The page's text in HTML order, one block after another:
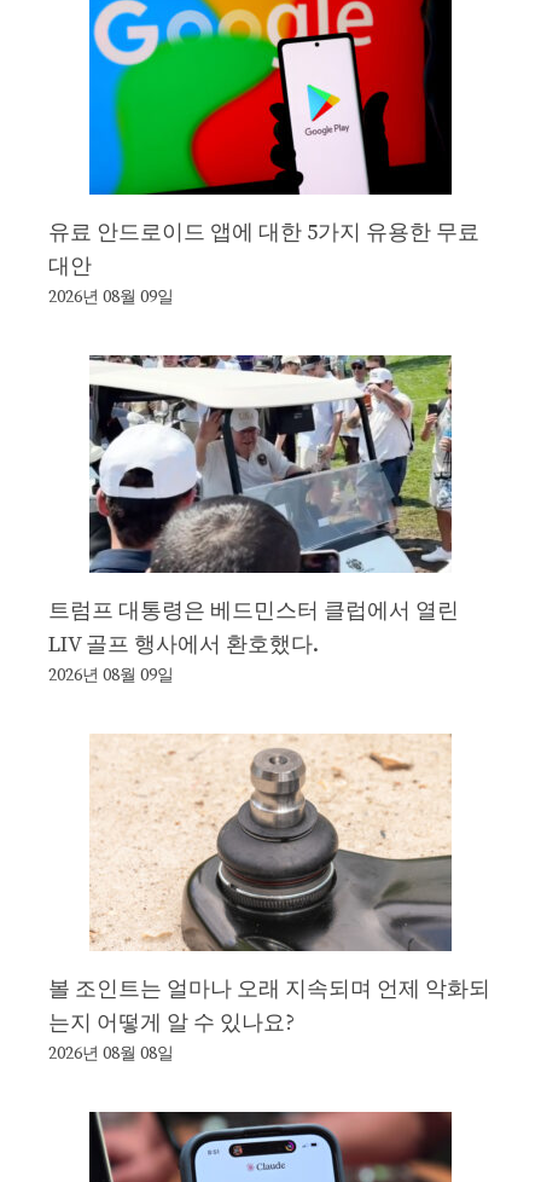
유료 안드로이드 앱에 대한 5가지 유용한 무료
대안
2026년 08월 09일
트럼프 대통령은 베드민스터 클럽에서 열린
LIV 골프 행사에서 환호했다.
2026년 08월 09일
볼 조인트는 얼마나 오래 지속되며 언제 악화되
는지 어떻게 알 수 있나요?
2026년 08월 08일